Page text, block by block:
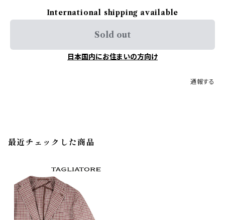
International shipping available
Sold out
日本国内にお住まいの方向け
通報する
最近チェックした商品